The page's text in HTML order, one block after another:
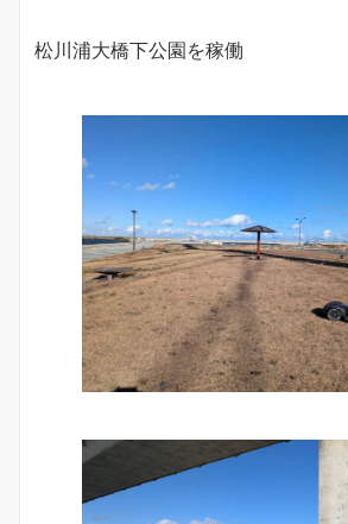
松川浦大橋下公園を稼働